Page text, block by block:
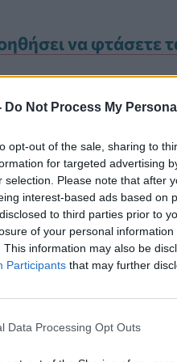
Do Not Process My
opt-out of the sale, sharing to
for targeted advertising
selection. Please note that after
interest-based ads based on
to third parties prior to
of your personal
This information may also be
Participants that may further
Data Processing Opt Outs
να φτάσετε
Νέα